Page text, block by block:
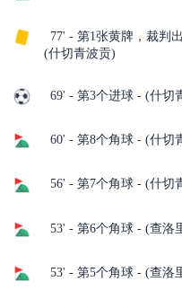
77' - 第1张黄牌，裁判
(什切青波贡)
69' - 第3个进球 - (什切
60' - 第8个角球 - (什切
56' - 第7个角球 - (什切
53' - 第6个角球 - (查洛
53' - 第5个角球 - (查洛